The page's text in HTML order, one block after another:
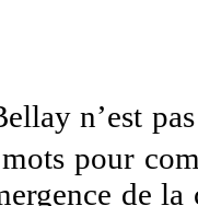
n’est
pour
de